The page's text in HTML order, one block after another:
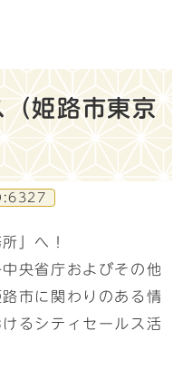
姫路市東京
」へ！
央省庁およびその他
市に関わりのある情
るシティセールス活